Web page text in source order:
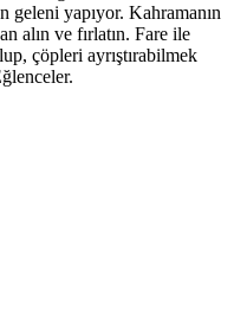
yapıyor. Kahramanın
alın ve fırlatın. Fare ile
çöpleri ayrıştırabilmek